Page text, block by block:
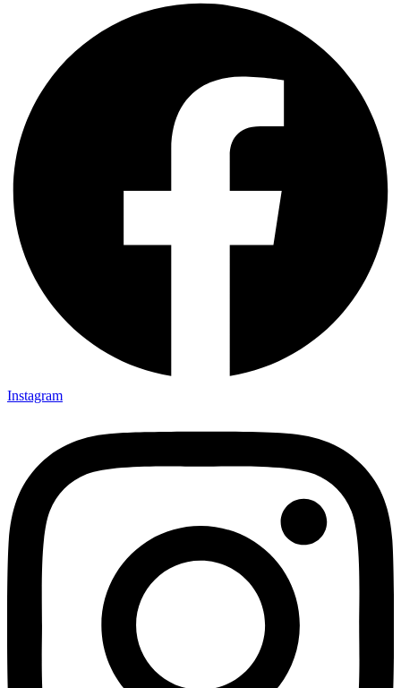
Instagram